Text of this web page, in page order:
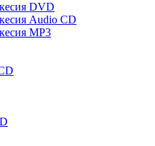
DVD
Audio CD
MP3